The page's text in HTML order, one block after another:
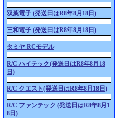
双葉電子 (発送日はR8年8月18日)
三和電子 (発送日はR8年8月18日)
タミヤ RCモデル
R/C ハイテック(発送日はR8年8月18
日)
R/C クエスト(発送日はR8年8月18日)
R/C ファンテック (発送日はR8年8月1
8日)